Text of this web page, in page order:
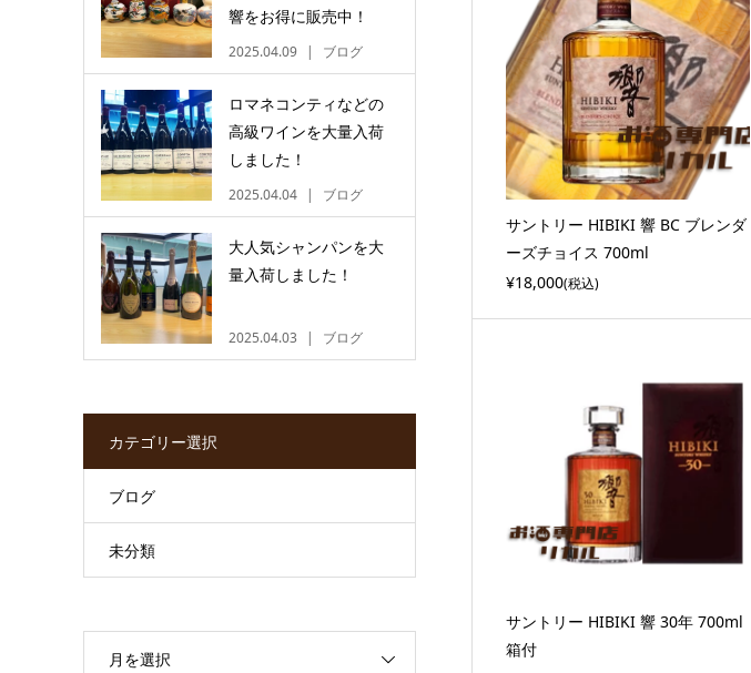
サントリー HIBIKI 響 BC ブレンダ
ーズチョイス 700ml
¥18,000(税込)
サントリー HIBIKI 響 30年 700ml
箱付
響をお得に販売中！
2025.04.09 ブログ
ロマネコンティなどの
高級ワインを大量入荷
しました！
2025.04.04 ブログ
大人気シャンパンを大
量入荷しました！
2025.04.03 ブログ
カテゴリー選択
ブログ
未分類
月を選択